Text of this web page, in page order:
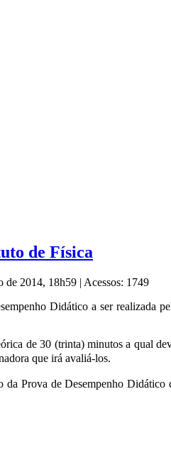
de Física
de 2014, 18h59 | Acessos: 1749
Didático a ser realizada
de 30 (trinta) minutos a qual
que irá avaliá-los.
da Prova de Desempenho